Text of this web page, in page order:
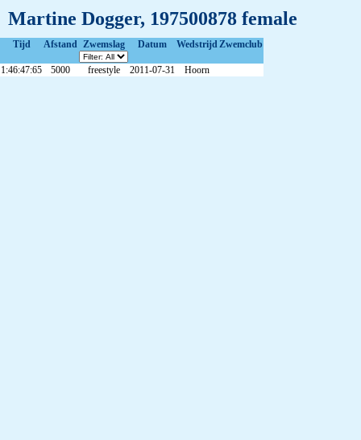
Martine Dogger, 197500878 female
Tijd Afstand Zwemslag Datum WedstrijdZwemclub
1:46:47:65 5000 freestyle 2011-07-31 Hoorn